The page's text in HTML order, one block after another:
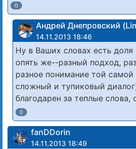
0
Андрей Днепровский
14.11.2013 18:46
Ну в Ваших словах есть
опять же--разный подход,
разное понимание той
сложный и тупиковый
благодарен за теплые слова,
0
fanDDorin
14.11.2013 18:49